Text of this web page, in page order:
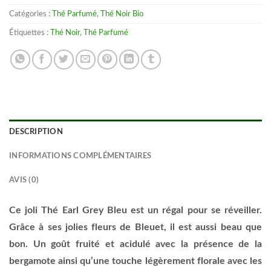
Catégories : Thé Parfumé, Thé Noir Bio
Étiquettes : Thé Noir, Thé Parfumé
DESCRIPTION
INFORMATIONS COMPLÉMENTAIRES
AVIS (0)
Ce joli Thé Earl Grey Bleu est un régal pour se réveiller.
Grâce à ses jolies fleurs de Bleuet, il est aussi beau que
bon. Un goût fruité et acidulé avec la présence de la
bergamote ainsi qu’une touche légèrement florale avec les